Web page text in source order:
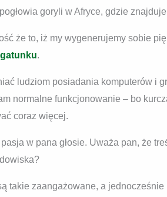
goryli w Afryce, gdzie
że to, iż my wygenerujemy sobie
.
ludziom posiadania komputerów i
normalne funkcjonowanie – bo
coraz więcej.
w pana głosie. Uważa pan, że
takie zaangażowane, a